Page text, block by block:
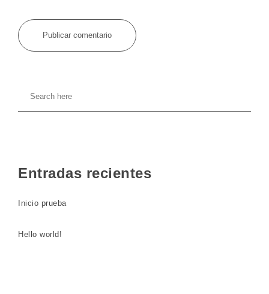
Entradas recientes
Inicio prueba
Hello world!